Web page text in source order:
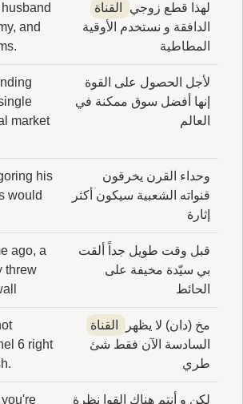
لهذا قطع زوجي
القناة
الدافقة و نستخدم الأوقية
المطاطية
and
لأجل الحصول على القوة
إنها أفضل سوق ممكنة في
العالم
market
وحداء القرن يخرقون
قنواته الشعبية سيكون أكثر
إثارة
his
would
قبل وقت طويل جداً ألقت
بي سيّدة مخيفة على
الحائط
ago, a
threw
مخ (دان) لا يظهر
القناة
السادسة الآن فقط شئ
طري
6 right
لكن و أنتم هناك القوا نظرة